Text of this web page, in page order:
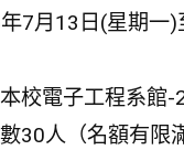
7月13日(星期一
校電子工程系館-
30人（名額有限